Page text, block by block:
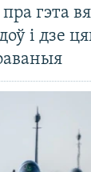
гэта
і дзе